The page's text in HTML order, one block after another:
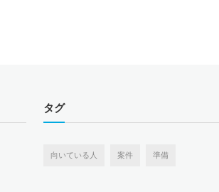
タグ
向いている人 案件 準備